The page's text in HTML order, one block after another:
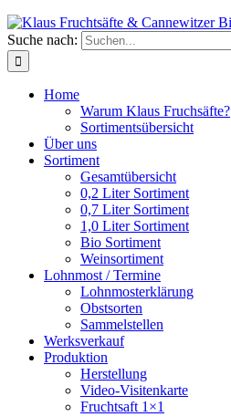
Suche nach:
Home
Warum Klaus Fruchsäfte?
Sortimentsübersicht
Über uns
Sortiment
Gesamtübersicht
0,2 Liter Sortiment
0,7 Liter Sortiment
1,0 Liter Sortiment
Bio Sortiment
Weinsortiment
Lohnmost / Termine
Lohnmosterklärung
Obstsorten
Sammelstellen
Werksverkauf
Produktion
Herstellung
Video-Visitenkarte
Fruchtsaft 1×1